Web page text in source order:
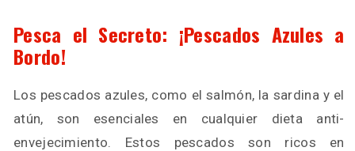
Pesca el Secreto: ¡Pescados Azules a
Bordo!
Los pescados azules, como el salmón, la sardina y el
atún, son esenciales en cualquier dieta anti-
envejecimiento. Estos pescados son ricos en